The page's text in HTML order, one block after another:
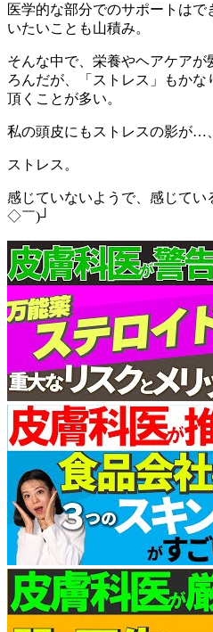
医学的な部分でのサポートは
いたいことも山積み。
そんな中で、栄養やヘアケア
ろんだが、「ストレス」もか
頂くことが多い。
私の頭皮にもストレスの影が…
ストレス。
感じていないようで、感じてい
◇￣)┘